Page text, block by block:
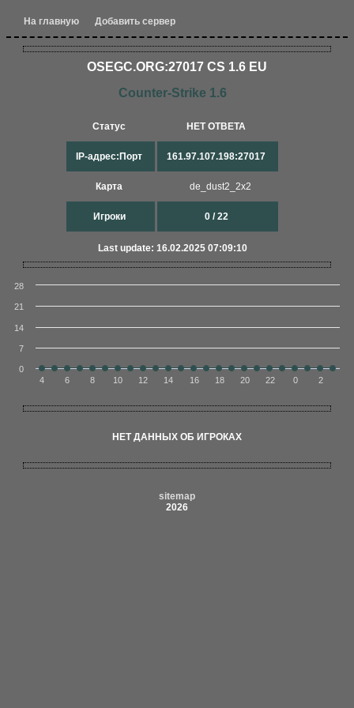
На главную Добавить сервер
OSEGC.ORG:27017 CS 1.6 EU
Counter-Strike 1.6
Статус
IP-адрес:Порт
Карта
Игроки
НЕТ ОТВЕТА
161.97.107.198:27017
de_dust2_2x2
0 / 22
Last update: 16.02.2025 07:09:10
4 6 8 10 12 14 16 18 20 22 0 2
0
7
14
21
28
НЕТ ДАННЫХ ОБ ИГРОКАХ
sitemap
2026